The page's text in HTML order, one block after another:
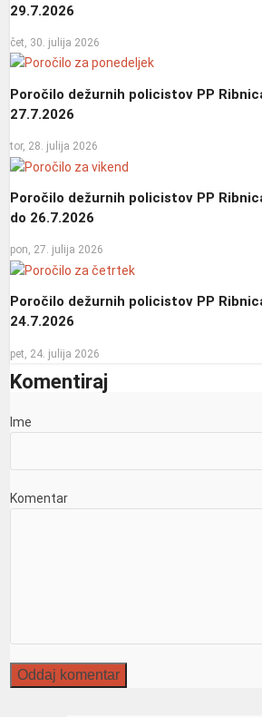
29.7.2026
čet, 30. julija 2026
Poročilo dežurnih policistov PP
27.7.2026
tor, 28. julija 2026
Poročilo dežurnih policistov PP
do 26.7.2026
pon, 27. julija 2026
Poročilo dežurnih policistov PP
24.7.2026
pet, 24. julija 2026
Komentiraj
Ime
Komentar